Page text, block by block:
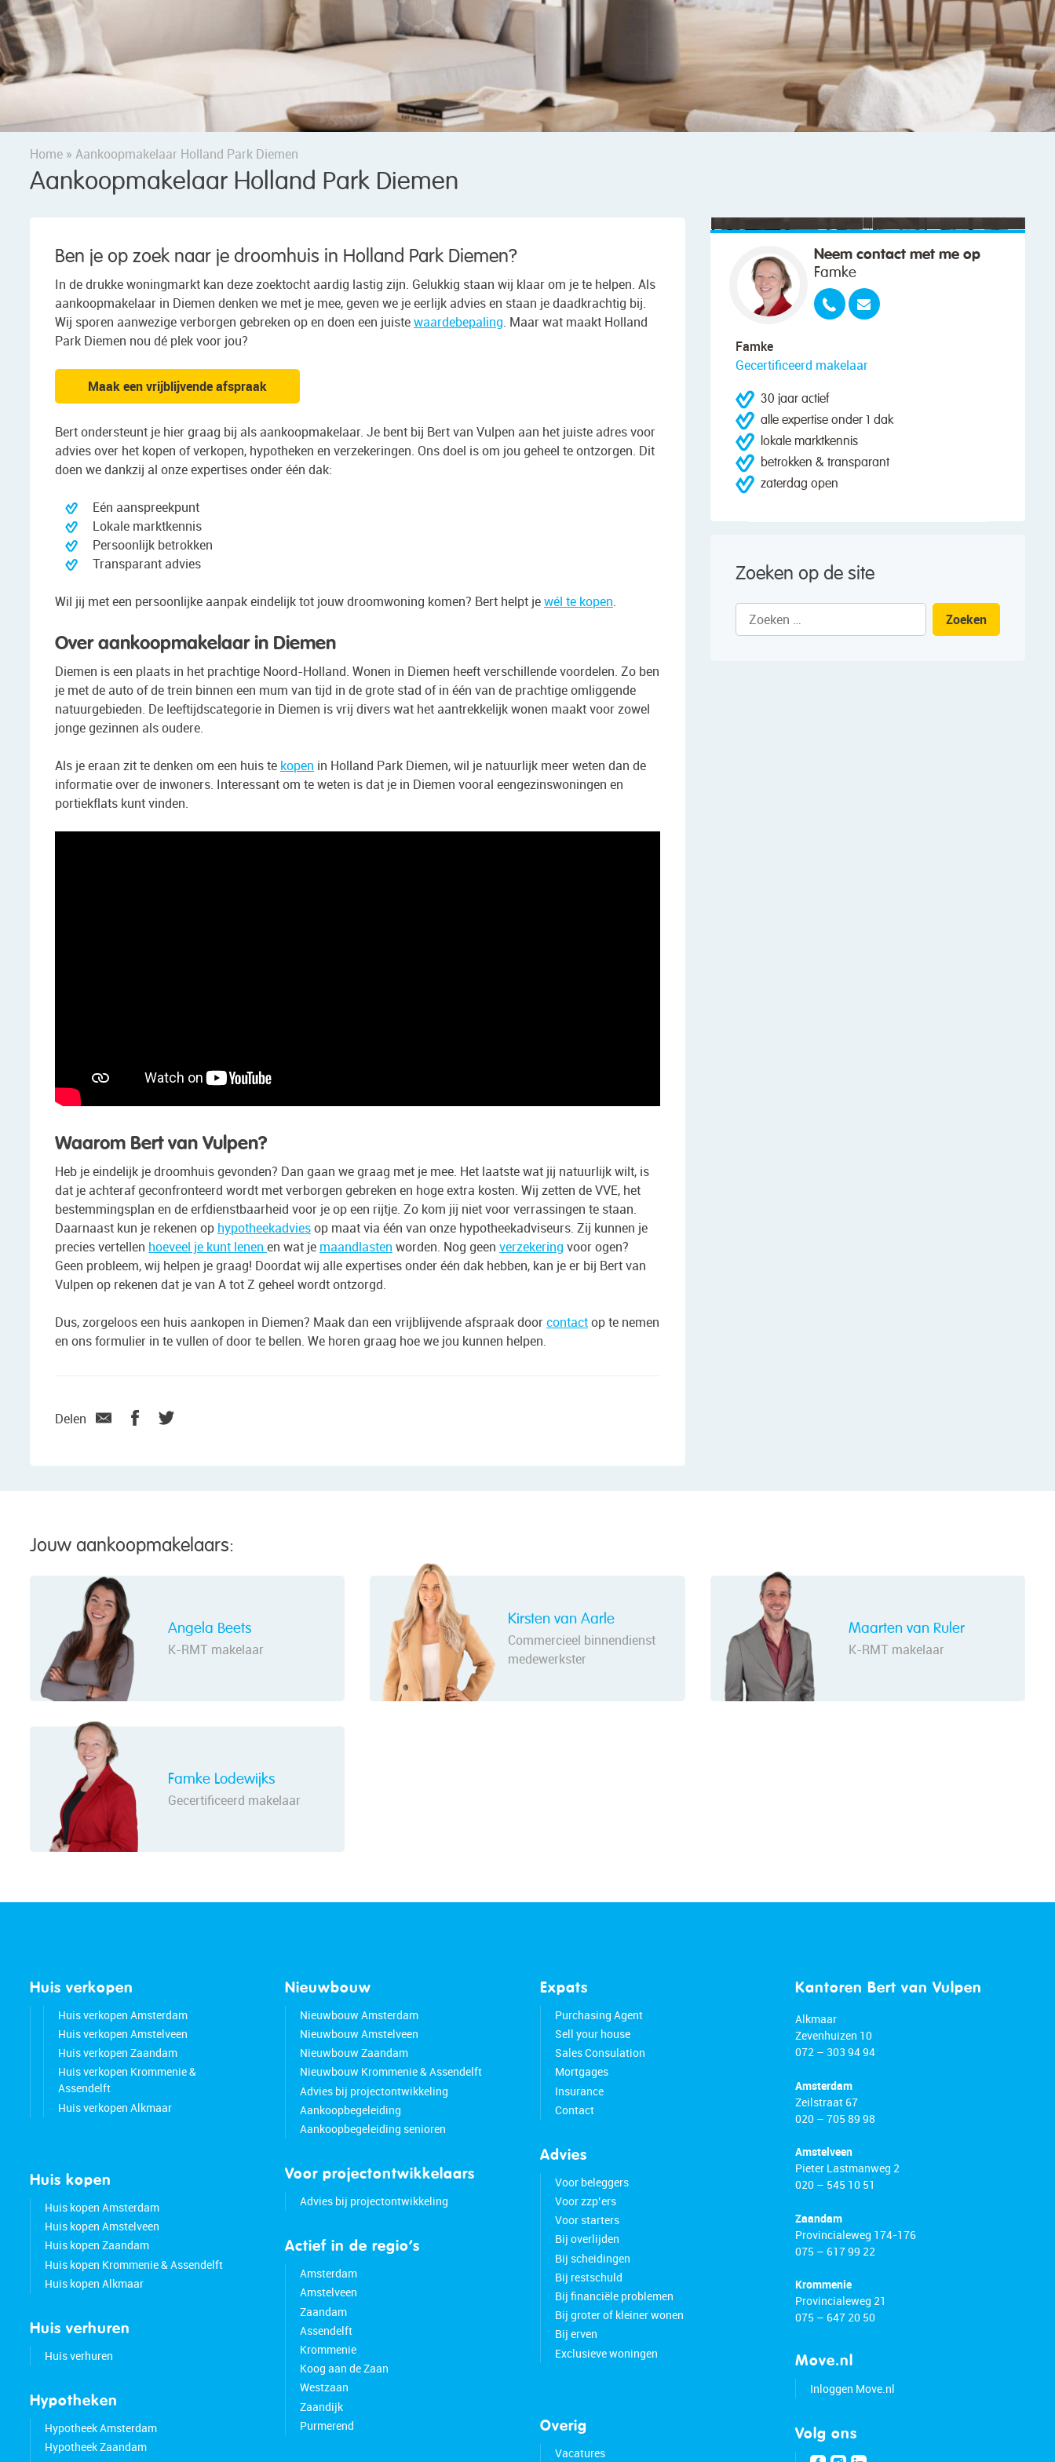
Home » Aankoopmakelaar Holland Park Diemen
Aankoopmakelaar Holland Park Diemen
Ben je op zoek naar je droomhuis in Holland Park Diemen?
In de drukke woningmarkt kan deze zoektocht aardig lastig zijn. Gelukkig staan wij klaar om je te helpen. Als
aankoopmakelaar in Diemen denken we met je mee, geven we je eerlijk advies en staan je daadkrachtig bij.
Wij sporen aanwezige verborgen gebreken op en doen een juistewaardebepaling. Maar wat maakt Holland
Park Diemen nou dé plek voor jou?
Maak een vrijblijvende afspraak
Bert ondersteunt je hier graag bij als aankoopmakelaar. Je bent bij Bert van Vulpen aan het juiste adres voor
advies over het kopen of verkopen, hypotheken en verzekeringen. Ons doel is om jou geheel te ontzorgen. Dit
doen we dankzij al onze expertises onder één dak:
Eén aanspreekpunt
Lokale marktkennis
Persoonlijk betrokken
Transparant advies
Wil jij met een persoonlijke aanpak eindelijk tot jouw droomwoning komen? Bert helpt jewél te kopen.
Over aankoopmakelaar in Diemen
Diemen is een plaats in het prachtige Noord-Holland. Wonen in Diemen heeft verschillende voordelen. Zo ben
je met de auto of de trein binnen een mum van tijd in de grote stad of in één van de prachtige omliggende
natuurgebieden. De leeftijdscategorie in Diemen is vrij divers wat het aantrekkelijk wonen maakt voor zowel
jonge gezinnen als oudere.
Als je eraan zit te denken om een huis te kopen in Holland Park Diemen, wil je natuurlijk meer weten dan de
informatie over de inwoners. Interessant om te weten is dat je in Diemen vooral eengezinswoningen en
portiekflats kunt vinden.
Waarom Bert van Vulpen?
Heb je eindelijk je droomhuis gevonden? Dan gaan we graag met je mee. Het laatste wat jij natuurlijk wilt, is
dat je achteraf geconfronteerd wordt met verborgen gebreken en hoge extra kosten. Wij zetten de VVE, het
bestemmingsplan en de erfdienstbaarheid voor je op een rijtje. Zo kom jij niet voor verrassingen te staan.
Daarnaast kun je rekenen op hypotheekadviesop maat via één van onze hypotheekadviseurs. Zij kunnen je
precies vertellen hoeveel je kunt lenen en wat je maandlasten worden. Nog geen verzekering voor ogen?
Geen probleem, wij helpen je graag! Doordat wij alle expertises onder één dak hebben, kan je er bij Bert van
Vulpen op rekenen dat je van A tot Z geheel wordt ontzorgd.
Dus, zorgeloos een huis aankopen in Diemen? Maak dan een vrijblijvende afspraak doorcontactop te nemen
en ons formulier in te vullen of door te bellen. We horen graag hoe we jou kunnen helpen.
Delen
"We wilden vooral iemand die met ons
Neem contact met me op
Famke
Famke
Gecertificeerd makelaar
30 jaar actief
alle expertise onder 1 dak
lokale marktkennis
betrokken & transparant
zaterdag open
Zoeken op de site
Zoeken
naar:
Jouw aankoopmakelaars:
Angela Beets
K-RMT makelaar
Kirsten van Aarle
Commercieel binnendienst
medewerkster
Maarten van Ruler
K-RMT makelaar
Famke Lodewijks
Gecertificeerd makelaar
Huis verkopen
Huis verkopen Amsterdam
Huis verkopen Amstelveen
Huis verkopen Zaandam
Huis verkopen Krommenie &
Assendelft
Huis verkopen Alkmaar
Huis kopen
Huis kopen Amsterdam
Huis kopen Amstelveen
Huis kopen Zaandam
Huis kopen Krommenie & Assendelft
Huis kopen Alkmaar
Huis verhuren
Huis verhuren
Hypotheken
Hypotheek Amsterdam
Hypotheek Zaandam
Nieuwbouw
Nieuwbouw Amsterdam
Nieuwbouw Amstelveen
Nieuwbouw Zaandam
Nieuwbouw Krommenie & Assendelft
Advies bij projectontwikkeling
Aankoopbegeleiding
Aankoopbegeleiding senioren
Voor projectontwikkelaars
Advies bij projectontwikkeling
Actief in de regio’s
Amsterdam
Amstelveen
Zaandam
Assendelft
Krommenie
Koog aan de Zaan
Westzaan
Zaandijk
Purmerend
Expats
Purchasing Agent
Sell your house
Sales Consulation
Mortgages
Insurance
Contact
Advies
Voor beleggers
Voor zzp’ers
Voor starters
Bij overlijden
Bij scheidingen
Bij restschuld
Bij financiële problemen
Bij groter of kleiner wonen
Bij erven
Exclusieve woningen
Overig
Vacatures
Kantoren Bert van Vulpen
Alkmaar
Zevenhuizen 10
072 – 303 94 94
Amsterdam
Zeilstraat 67
020 – 705 89 98
Amstelveen
Pieter Lastmanweg 2
020 – 545 10 51
Zaandam
Provincialeweg 174-176
075 – 617 99 22
Krommenie
Provincialeweg 21
075 – 647 20 50
Move.nl
Inloggen Move.nl
Volg ons